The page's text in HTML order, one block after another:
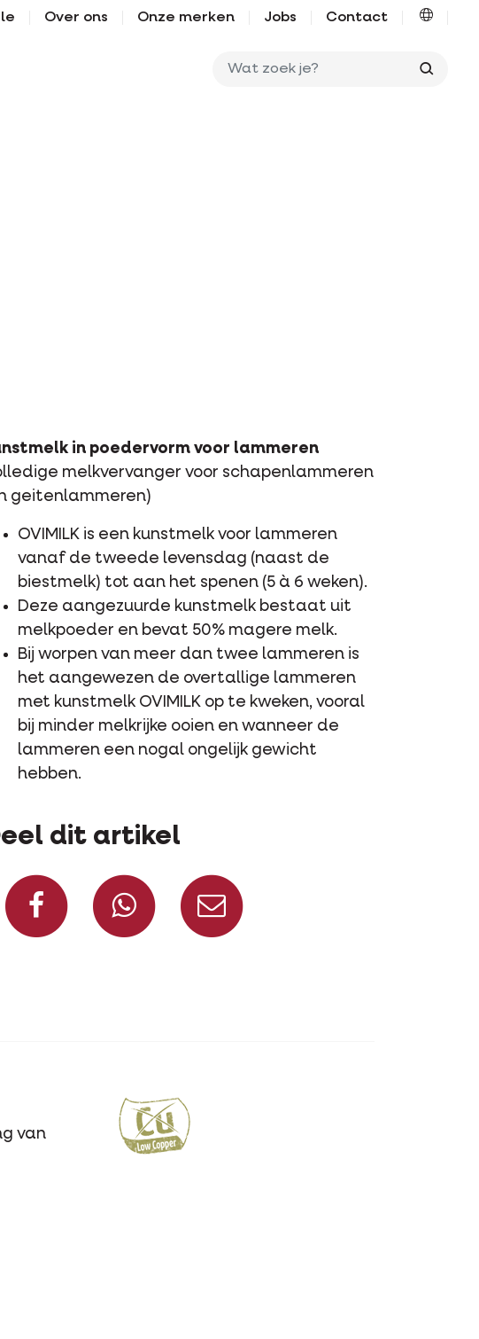
Over ons Onze merken Jobs Contact
in poedervorm voor lammeren
melkvervanger voor schapenlammeren
geitenlammeren)
OVIMILK is een kunstmelk voor lammeren
vanaf de tweede levensdag (naast de
biestmelk) tot aan het spenen (5 à 6 weken).
Deze aangezuurde kunstmelk bestaat uit
melkpoeder en bevat 50% magere melk.
Bij worpen van meer dan twee lammeren is
het aangewezen de overtallige lammeren
met kunstmelk OVIMILK op te kweken, vooral
bij minder melkrijke ooien en wanneer de
lammeren een nogal ongelijk gewicht
hebben.
dit artikel
Deel op Facebook
Deel via WhatsApp
van